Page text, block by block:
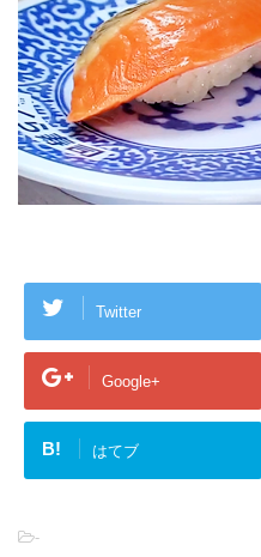
Twitter
Google+
B! はてブ
-